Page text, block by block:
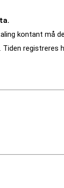
kontant må
registreres